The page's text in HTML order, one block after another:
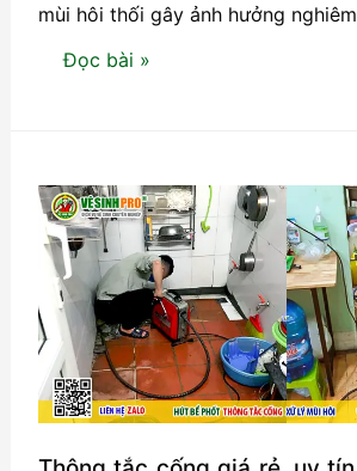
mùi hôi thối gây ảnh hưởng
Thông
rẻ,
uy
tín
tại
Dương
Kinh
–
Hải
Phòng
Đọc bài »